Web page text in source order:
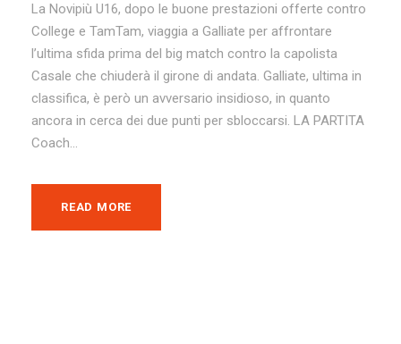
La Novipiù U16, dopo le buone prestazioni offerte contro
College e TamTam, viaggia a Galliate per affrontare
l’ultima sfida prima del big match contro la capolista
Casale che chiuderà il girone di andata. Galliate, ultima in
classifica, è però un avversario insidioso, in quanto
ancora in cerca dei due punti per sbloccarsi. LA PARTITA
Coach...
READ MORE